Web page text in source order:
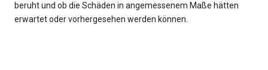
beruht und ob die Schäden in angemessenem Maße hätten
erwartet oder vorhergesehen werden können.